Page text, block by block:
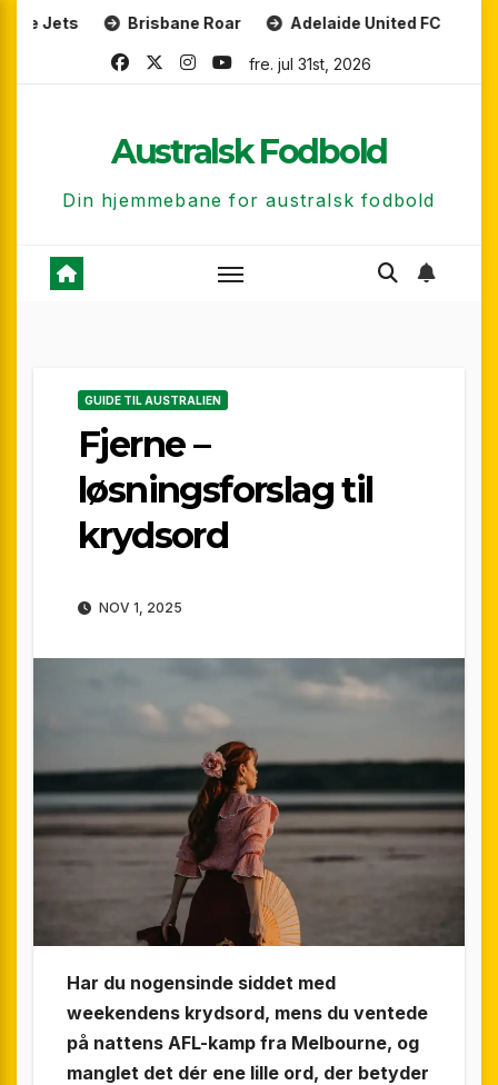
SkipBrisbane Roar Adelaide United FC Western
fre. jul 31st, 2026
Australsk Fodbold
Din hjemmebane for australsk fodbold
GUIDE TIL AUSTRALIEN
Fjerne –
løsningsforslag til
krydsord
NOV 1, 2025
Har du nogensinde siddet med
weekendens krydsord, mens du ventede
på nattens AFL-kamp fra Melbourne, og
manglet det dér ene lille ord, der betyder